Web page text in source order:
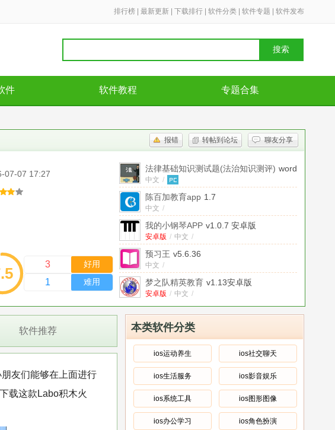
排行榜 最新更新 下载排行 软件分类 软件专题 软件发布
搜索
件 软件教程 专题合集
报错 转帖到论坛 聊友分享
07-07 17:27
3 好用
1 难用
法律基础知识测试题(法治知识测评) word
题库
中文 /
陈百加教育app 1.7
中文 /
我的小钢琴APP v1.0.7 安卓版
安卓版 / 中文 /
预习王 v5.6.36
中文 /
梦之队精英教育 v1.13安卓版
安卓版 / 中文 /
安卓版 / 中文 /
vipthink豌豆思维APP 2.9.3 官方版
官方版 / 中文
成都高新区锦晖小学 v1.2 安卓版
安卓版 / 中文
暑假计划(课程培训) APP v3.01 安卓版
安卓版 / 中文 /
爱看宝宝家长
本类软件分类
ios运动养生 ios社交聊天
ios生活服务 ios影音娱乐
ios系统工具 ios图形图像
ios办公学习 ios角色扮演
软件推荐
友们能够在上面进行
载这款Labo积木火